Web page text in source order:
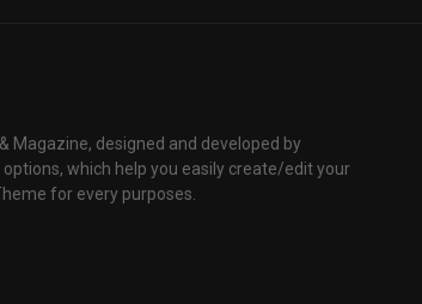
Magazine, designed and developed by
which help you easily create/edit your
for every purposes.